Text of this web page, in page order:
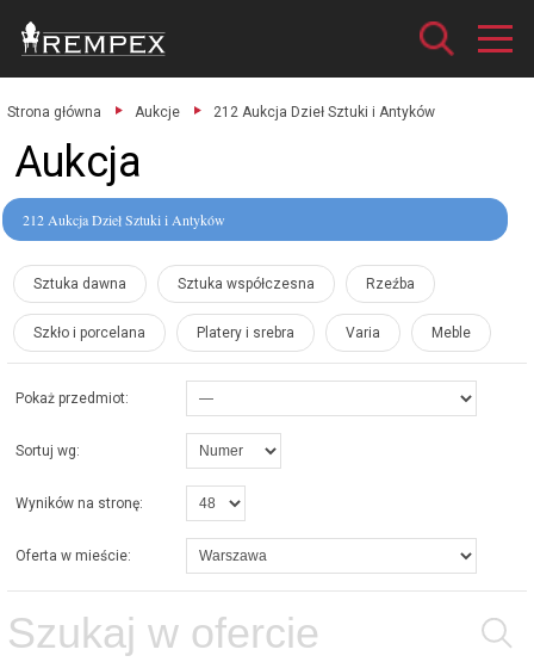
Strona główna Aukcje 212 Aukcja Dzieł Sztuki i Antyków
Aukcja
212 Aukcja Dzieł Sztuki i Antyków
Sztuka dawna Sztuka współczesna Rzeźba
Szkło i porcelana Platery i srebra Varia Meble
Pokaż przedmiot:
Sortuj wg:
Wyników na stronę:
Oferta w mieście: